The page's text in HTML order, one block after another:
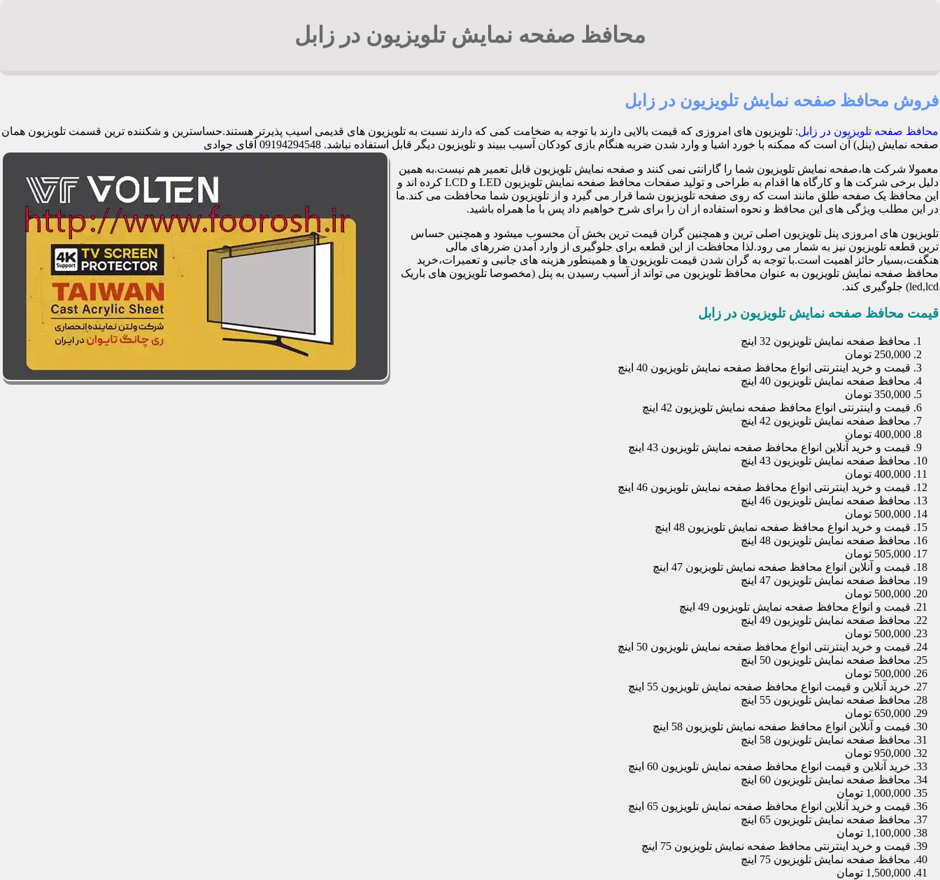
محافظ صفحه نمایش تلویزیون در زابل
فروش محافظ صفحه نمایش تلویزیون در زابل
محافظ صفحه تلویزیون در زابل: تلویزیون های امروزی که قیمت بالایی دارند با توجه به ضخامت کمی که دارند نسبت به تلویزیون های قدیمی اسیب پذیرتر هستند.حساسترین و شکننده ترین قسمت تلویزیون همان
صفحه نمایش (پنل) آن است که ممکنه با خورد اشیا و وارد شدن ضربه هنگام بازی کودکان آسیب ببیند و تلویزیون دیگر قابل استفاده نباشد. 09194294548 آقای جوادی
معمولا شرکت ها،صفحه نمایش تلویزیون شما را گارانتی نمی کنند و صفحه نمایش تلویزیون قابل تعمیر هم نیست.به همین
دلیل برخی شرکت ها و کارگاه ها اقدام به طراحی و تولید صفحات محافظ صفحه نمایش تلویزیون LED و LCD کرده اند و
این محافظ یک صفحه طلق مانند است که روی صفحه تلویزیون شما قرار می گیرد و از تلویزیون شما محافظت می کند.ما
در این مطلب ویژگی های این محافظ و نحوه استفاده از ان را برای شرح خواهیم داد پس با ما همراه باشید.
تلویزیون های امروزی پنل تلویزیون اصلی ترین و همچنین گران قیمت ترین بخش آن محسوب میشود و همچنین حساس
ترین قطعه تلویزیون نیز به شمار می رود.لذا محافظت از این قطعه برای جلوگیری از وارد آمدن ضررهای مالی
هنگفت،بسیار حائز اهمیت است.با توجه به گران شدن قیمت تلویزیون ها و همینطور هزینه های جانبی و تعمیرات،خرید
محافظ صفحه نمایش تلویزیون به عنوان محافظ تلویزیون می تواند از آسیب رسیدن به پنل (مخصوصا تلویزیون های باریک
led,lcd) جلوگیری کند.
قیمت محافظ صفحه نمایش تلویزیون در زابل
محافظ صفحه نمایش تلویزیون 32 اینچ
250,000 تومان
قیمت و خرید اینترنتی انواع محافظ صفحه نمایش تلویزیون 40 اینچ
محافظ صفحه نمایش تلویزیون 40 اینچ
350,000 تومان
قیمت و اینترنتی انواع محافظ صفحه نمایش تلویزیون 42 اینچ
محافظ صفحه نمایش تلویزیون 42 اینچ
400,000 تومان
قیمت و خرید آنلاین انواع محافظ صفحه نمایش تلویزیون 43 اینچ
محافظ صفحه نمایش تلویزیون 43 اینچ
400,000 تومان
قیمت و خرید اینترنتی انواع محافظ صفحه نمایش تلویزیون 46 اینچ
محافظ صفحه نمایش تلویزیون 46 اینچ
500,000 تومان
قیمت و خرید انواع محافظ صفحه نمایش تلویزیون 48 اینچ
محافظ صفحه نمایش تلویزیون 48 اینچ
505,000 تومان
قیمت و آنلاین انواع محافظ صفحه نمایش تلویزیون 47 اینچ
محافظ صفحه نمایش تلویزیون 47 اینچ
500,000 تومان
قیمت و انواع محافظ صفحه نمایش تلویزیون 49 اینچ
محافظ صفحه نمایش تلویزیون 49 اینچ
500,000 تومان
قیمت و خرید اینترنتی انواع محافظ صفحه نمایش تلویزیون 50 اینچ
محافظ صفحه نمایش تلویزیون 50 اینچ
500,000 تومان
خرید آنلاین و قیمت انواع محافظ صفحه نمایش تلویزیون 55 اینچ
محافظ صفحه نمایش تلویزیون 55 اینچ
650,000 تومان
قیمت و آنلاین انواع محافظ صفحه نمایش تلویزیون 58 اینچ
محافظ صفحه نمایش تلویزیون 58 اینچ
950,000 تومان
خرید آنلاین و قیمت انواع محافظ صفحه نمایش تلویزیون 60 اینچ
محافظ صفحه نمایش تلویزیون 60 اینچ
1,000,000 تومان
قیمت و خرید آنلاین انواع محافظ صفحه نمایش تلویزیون 65 اینچ
محافظ صفحه نمایش تلویزیون 65 اینچ
1,100,000 تومان
قیمت و خرید اینترنتی محافظ صفحه نمایش تلویزیون 75 اینچ
محافظ صفحه نمایش تلویزیون 75 اینچ
1,500,000 تومان